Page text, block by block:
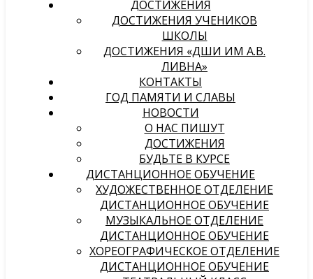
ДОСТИЖЕНИЯ
ДОСТИЖЕНИЯ УЧЕНИКОВ
ШКОЛЫ
ДОСТИЖЕНИЯ «ДШИ ИМ А.В.
ЛИВНА»
КОНТАКТЫ
ГОД ПАМЯТИ И СЛАВЫ
НОВОСТИ
О НАС ПИШУТ
ДОСТИЖЕНИЯ
БУДЬТЕ В КУРСЕ
ДИСТАНЦИОННОЕ ОБУЧЕНИЕ
ХУДОЖЕСТВЕННОЕ ОТДЕЛЕНИЕ
ДИСТАНЦИОННОЕ ОБУЧЕНИЕ
МУЗЫКАЛЬНОЕ ОТДЕЛЕНИЕ
ДИСТАНЦИОННОЕ ОБУЧЕНИЕ
ХОРЕОГРАФИЧЕСКОЕ ОТДЕЛЕНИЕ
ДИСТАНЦИОННОЕ ОБУЧЕНИЕ